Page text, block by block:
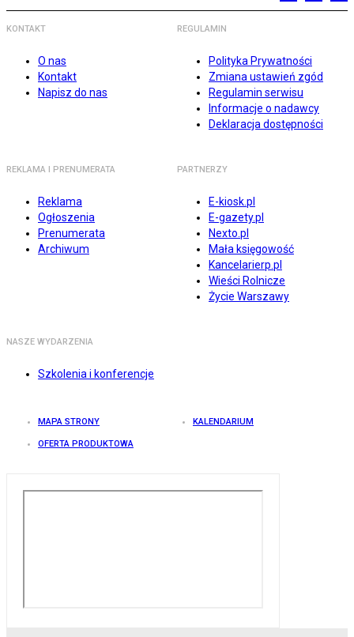
KONTAKT
O nas
Kontakt
Napisz do nas
REGULAMIN
Polityka Prywatności
Zmiana ustawień zgód
Regulamin serwisu
Informacje o nadawcy
Deklaracja dostępności
REKLAMA I PRENUMERATA
Reklama
Ogłoszenia
Prenumerata
Archiwum
PARTNERZY
E-kiosk.pl
E-gazety.pl
Nexto.pl
Mała księgowość
Kancelarierp.pl
Wieści Rolnicze
Życie Warszawy
NASZE WYDARZENIA
Szkolenia i konferencje
MAPA STRONY KALENDARIUM
OFERTA PRODUKTOWA